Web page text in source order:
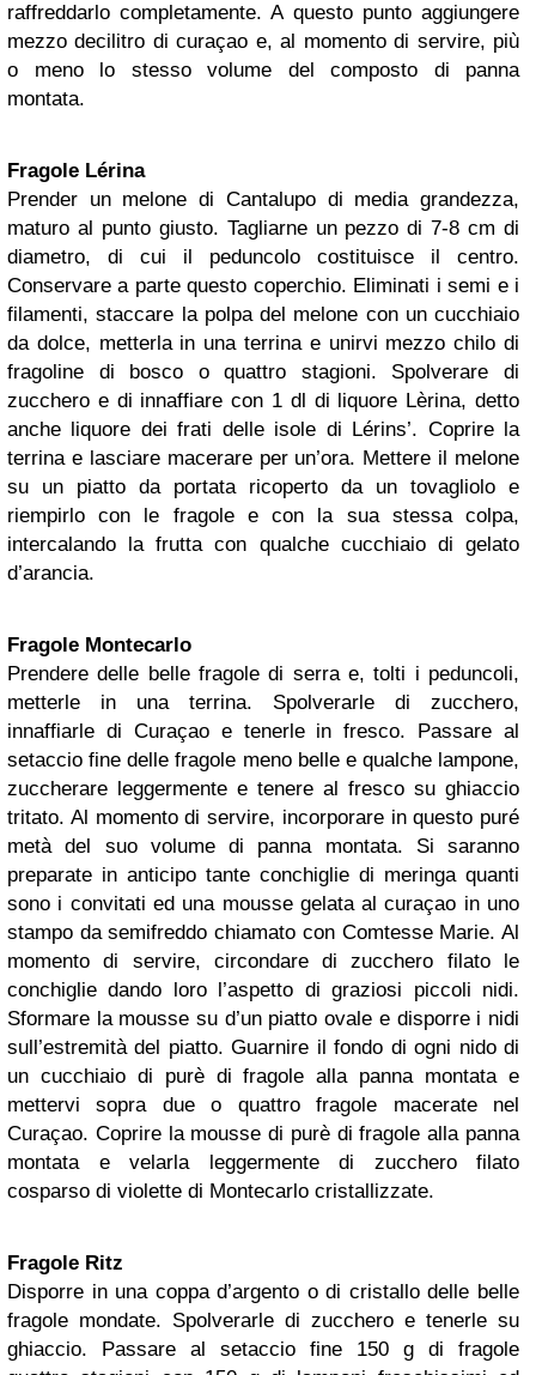
raffreddarlo completamente. A questo punto aggiungere
mezzo decilitro di curaçao e, al momento di servire, più
o meno lo stesso volume del composto di panna
montata.
Fragole Lérina
Prender un melone di Cantalupo di media grandezza,
maturo al punto giusto. Tagliarne un pezzo di 7-8 cm di
diametro, di cui il peduncolo costituisce il centro.
Conservare a parte questo coperchio. Eliminati i semi e i
filamenti, staccare la polpa del melone con un cucchiaio
da dolce, metterla in una terrina e unirvi mezzo chilo di
fragoline di bosco o quattro stagioni. Spolverare di
zucchero e di innaffiare con 1 dl di liquore Lèrina, detto
anche liquore dei frati delle isole di Lérins’. Coprire la
terrina e lasciare macerare per un’ora. Mettere il melone
su un piatto da portata ricoperto da un tovagliolo e
riempirlo con le fragole e con la sua stessa colpa,
intercalando la frutta con qualche cucchiaio di gelato
d’arancia.
Fragole Montecarlo
Prendere delle belle fragole di serra e, tolti i peduncoli,
metterle in una terrina. Spolverarle di zucchero,
innaffiarle di Curaçao e tenerle in fresco. Passare al
setaccio fine delle fragole meno belle e qualche lampone,
zuccherare leggermente e tenere al fresco su ghiaccio
tritato. Al momento di servire, incorporare in questo puré
metà del suo volume di panna montata. Si saranno
preparate in anticipo tante conchiglie di meringa quanti
sono i convitati ed una mousse gelata al curaçao in uno
stampo da semifreddo chiamato con Comtesse Marie. Al
momento di servire, circondare di zucchero filato le
conchiglie dando loro l’aspetto di graziosi piccoli nidi.
Sformare la mousse su d’un piatto ovale e disporre i nidi
sull’estremità del piatto. Guarnire il fondo di ogni nido di
un cucchiaio di purè di fragole alla panna montata e
mettervi sopra due o quattro fragole macerate nel
Curaçao. Coprire la mousse di purè di fragole alla panna
montata e velarla leggermente di zucchero filato
cosparso di violette di Montecarlo cristallizzate.
Fragole Ritz
Disporre in una coppa d’argento o di cristallo delle belle
fragole mondate. Spolverarle di zucchero e tenerle su
ghiaccio. Passare al setaccio fine 150 g di fragole